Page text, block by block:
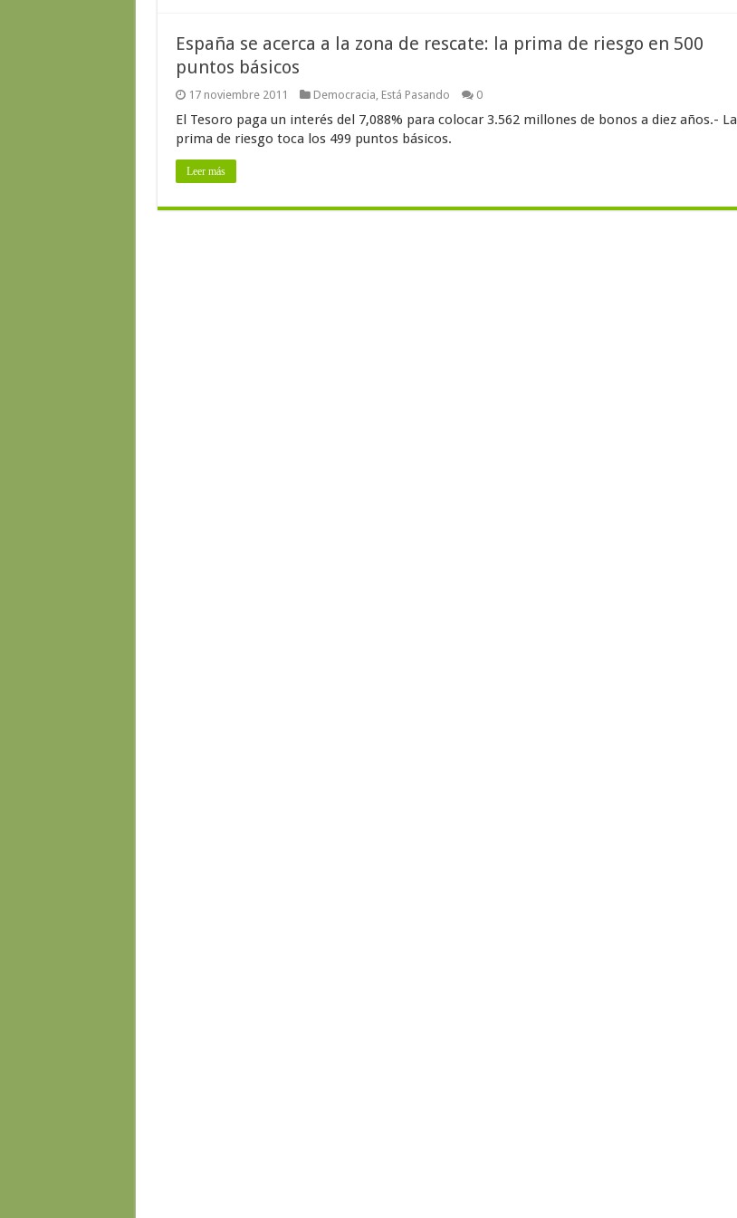
España se acerca a la zona de rescate: la prima de riesgo en 500
puntos básicos
17 noviembre 2011 Democracia, Está Pasando 0
El Tesoro paga un interés del 7,088% para colocar 3.562 millones de bonos a diez años.- La
prima de riesgo toca los 499 puntos básicos.
Leer más